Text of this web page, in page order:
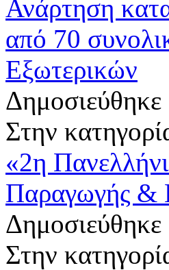
Ανάρτηση
από 70
Εξωτερικών
Στην
«2η
Παραγωγής &
Στην